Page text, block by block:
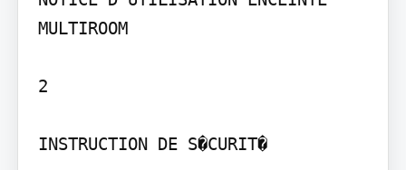
MULTIROOM
2
INSTRUCTION DE S�CURIT�